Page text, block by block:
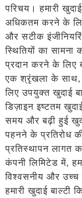
परिचय। हमारी
अधिकतम करने के लिए
और सटीक
स्थितियों का
प्रदान करने के लिए
एक श्रृंखला के साथ,
लिए उपयुक्त खुदाई
डिज़ाइन इष्टतम
समय और बढ़ी हुई
पहनने के प्रतिरोध
प्रतिस्थापन लागत
कंपनी लिमिटेड में,
विश्वसनीय और उच्च
हमारी खुदाई बाल्टी